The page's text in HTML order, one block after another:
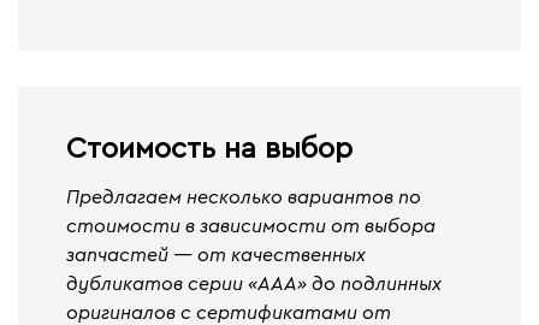
Стоимость на выбор
Предлагаем несколько вариантов по
стоимости в зависимости от выбора
запчастей — от качественных
дубликатов серии «ААА» до подлинных
оригиналов с сертификатами от